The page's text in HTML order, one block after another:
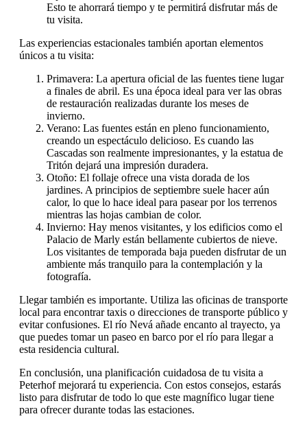
Esto te ahorrará tiempo y te permitirá disfrutar más de
tu visita.
Las experiencias estacionales también aportan elementos
únicos a tu visita:
Primavera: La apertura oficial de las fuentes tiene lugar
a finales de abril. Es una época ideal para ver las obras
de restauración realizadas durante los meses de
invierno.
Verano: Las fuentes están en pleno funcionamiento,
creando un espectáculo delicioso. Es cuando las
Cascadas son realmente impresionantes, y la estatua de
Tritón dejará una impresión duradera.
Otoño: El follaje ofrece una vista dorada de los
jardines. A principios de septiembre suele hacer aún
calor, lo que lo hace ideal para pasear por los terrenos
mientras las hojas cambian de color.
Invierno: Hay menos visitantes, y los edificios como el
Palacio de Marly están bellamente cubiertos de nieve.
Los visitantes de temporada baja pueden disfrutar de un
ambiente más tranquilo para la contemplación y la
fotografía.
Llegar también es importante. Utiliza las oficinas de transporte
local para encontrar taxis o direcciones de transporte público y
evitar confusiones. El río Nevá añade encanto al trayecto, ya
que puedes tomar un paseo en barco por el río para llegar a
esta residencia cultural.
En conclusión, una planificación cuidadosa de tu visita a
Peterhof mejorará tu experiencia. Con estos consejos, estarás
listo para disfrutar de todo lo que este magnífico lugar tiene
para ofrecer durante todas las estaciones.